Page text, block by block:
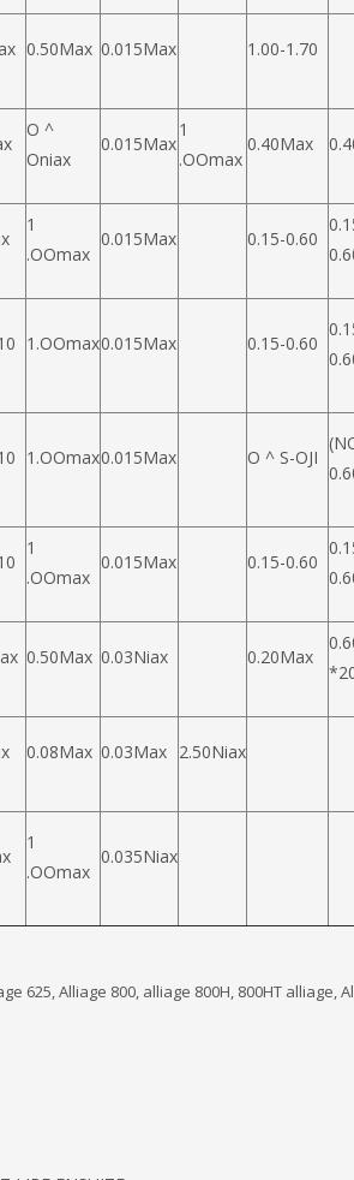
0.50Max 0.015Max 1.00-1.70
O ^
Oniax
0.015Max
1
.OOmax
0.40Max
1
.OOmax
0.015Max 0.15-0.60
1.OOmax0.015Max 0.15-0.60
1.OOmax0.015Max O ^ S-OJI
1
.OOmax
0.015Max 0.15-0.60
0.50Max 0.03Niax 0.20Max
0.08Max 0.03Max 2.50Niax
1
.OOmax
0.035Niax
625, Alliage 800, alliage 800H, 800HT alliage,